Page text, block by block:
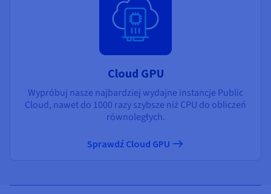
Cloud GPU
Wypróbuj nasze najbardziej wydajne instancje Public
Cloud, nawet do 1000 razy szybsze niż CPU do obliczeń
równoległych.
Sprawdź Cloud GPU